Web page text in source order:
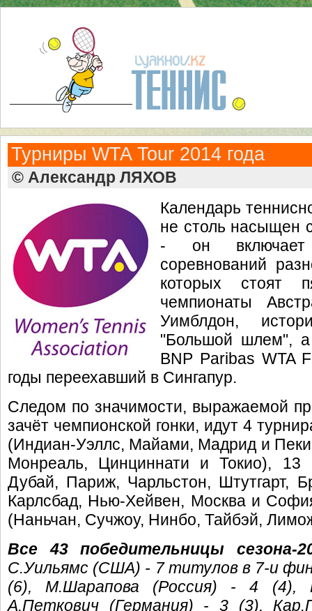
Турниры WTA Tour 2014 года
© Александр ЛЯХОВ
Календарь
не столь насыщен
- он включает
соревнований
которых стоят
чемпионаты
Уимблдон,
"Большой шлем", а
BNP Paribas WTA
годы переехавший в Сингапур.
Следом по значимости, выражаемой
зачёт чемпионской гонки, идут 4
(Индиан-Уэллс, Майами, Мадрид и
Монреаль, Цинциннати и Токио),
Дубай, Париж, Чарльстон, Штутгарт,
Карлсбад, Нью-Хейвен, Москва и
(Наньчан, Сучжоу, Нинбо, Тайбэй,
Все 43 победительницы сезона-
С.Уильямс (США) - 7 титулов в 7-и
(6), М.Шарапова (Россия) - 4 (4),
А.Петкович (Германия) - 3 (3),